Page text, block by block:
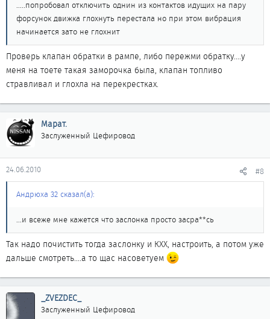
.....попробовал отключить однин из контактов идущих на пару
форсунок движка глохнуть перестала но при этом вибрация
начинается зато не глохнит
Проверь клапан обратки в рампе, либо пережми обратку....у
меня на тоете такая заморочка была, клапан топливо
стравливал и глохла на перекрестках.
Марат.
Заслуженный Цефировод
24.06.2010 #8
Андрюха 32 сказал(а):
...и всеже мне кажется что заслонка просто засра**сь
Так надо почистить тогда заслонку и КХХ, настроить, а потом уже
дальше смотреть....а то щас насоветуем
_ZVEZDEC_
Заслуженный Цефировод